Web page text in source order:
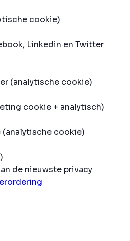
cookie)
Linkedin en Twitter
(analytische cookie)
cookie + analytisch)
cookie)
de nieuwste privacy